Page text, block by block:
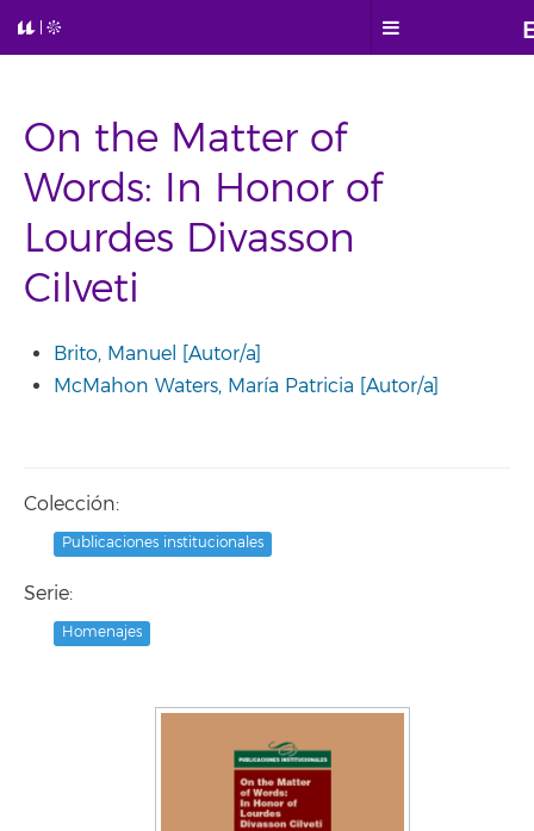
On the Matter of
Words: In Honor of
Lourdes Divasson
Cilveti
Brito, Manuel [Autor/a]
McMahon Waters, María Patricia [Autor/a]
Colección:
Publicaciones institucionales
Serie:
Homenajes